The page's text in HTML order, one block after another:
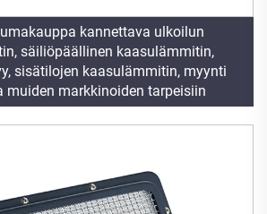
kannettava ulkoilun
säiliöpäällinen kaasulämmitin,
sisätilojen kaasulämmitin, myynti
muiden markkinoiden tarpeisiin